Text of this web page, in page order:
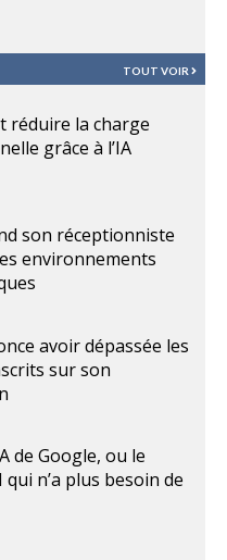
TOUT VOIR
réduire la charge
grâce à l’IA
son réceptionniste
environnements
avoir dépassée les
sur son
de Google, ou le
qui n’a plus besoin de